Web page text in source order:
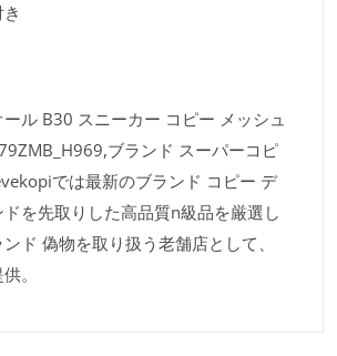
ル B30 スニーカー コピー メッシュ
ブランド スーパーコピ
では最新のブランド コピー デ
を先取りした高品質n級品を厳選し
ド 偽物を取り扱う老舗店として、
。